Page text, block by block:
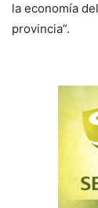
la economía
provincia”.